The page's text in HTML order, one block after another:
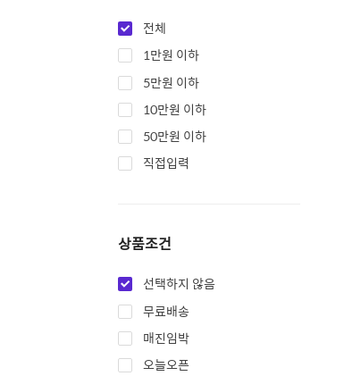
전체
1만원 이하
5만원 이하
10만원 이하
50만원 이하
직접입력
상품조건
선택하지 않음
무료배송
매진임박
오늘오픈